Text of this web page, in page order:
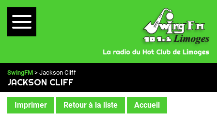
SwingFM > Jackson Cliff
JACKSON CLIFF
Imprimer Retour à la liste Accueil